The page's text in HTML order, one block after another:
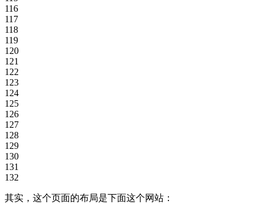
116
117
118
119
120
121
122
123
124
125
126
127
128
129
130
131
132
其实，这个页面的布局是下面这个网站：